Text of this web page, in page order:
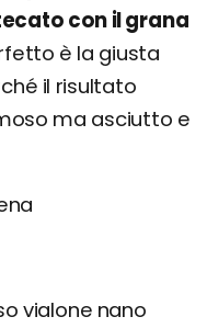
con il grana
è la giusta
il risultato
ma asciutto e
vialone nano